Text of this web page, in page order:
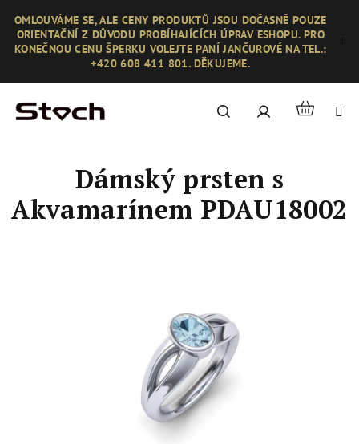
obsah
OMLOUVÁME SE, ALE CENY PRODUKTŮ JSOU DOČASNĚ POUZE
ORIENTAČNÍ Z DŮVODU PROBÍHAJÍCÍCH ÚPRAV ESHOPU. PRO
KONEČNOU CENU ŠPERKU VOLEJTE PANÍ JANČUROVÉ NA TEL.:
+420 608 411 801. DĚKUJEME.
Hledat PřihlášeníNákupní
Dámský prsten s
Akvamarínem PDAU18002